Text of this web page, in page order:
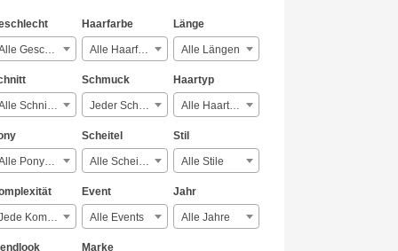
Alle Geschlechter
Haarfarbe
Alle Haarfarben
Länge
Alle Längen
Alle Schnitte
Schmuck
Jeder Schmuck
Haartyp
Alle Haartypen
Alle Ponyarten
Scheitel
Alle Scheitelarten
Stil
Alle Stile
Jede Komplexität
Event
Alle Events
Jahr
Alle Jahre
Marke